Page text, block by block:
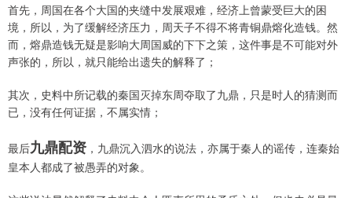
首先，周国在各个大国的夹缝中发展艰难，经济上曾蒙受巨大的困
境，所以，为了缓解经济压力，周天子不得不将青铜鼎熔化造钱。然
而，熔鼎造钱无疑是影响大周国威的下下之策，这件事是不可能对外
声张的，所以，就只能给出遗失的解释了；
其次，史料中所记载的秦国灭掉东周夺取了九鼎，只是时人的猜测而
已，没有任何证据，不属实情；
最后九鼎配资 ，九鼎沉入泗水的说法，亦属于秦人的谣传，连秦始
皇本人都成了被愚弄的对象。